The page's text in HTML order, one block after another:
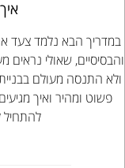
במדריך הבא נלמד צעד
והבסיסיים, שאולי נראים
ולא התנסה מעולם
פשוט ומהיר ואיך
להתחיל